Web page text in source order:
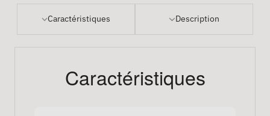
Caractéristiques Description
Caractéristiques